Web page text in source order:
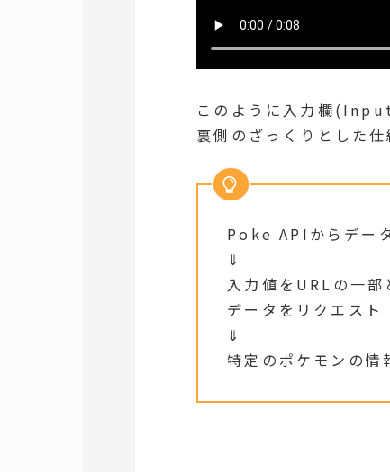
このように入力欄
裏側のざっくりとした
Poke APIからデー
⇓
入力値をURLの一
データをリクエスト
⇓
特定のポケモンの情